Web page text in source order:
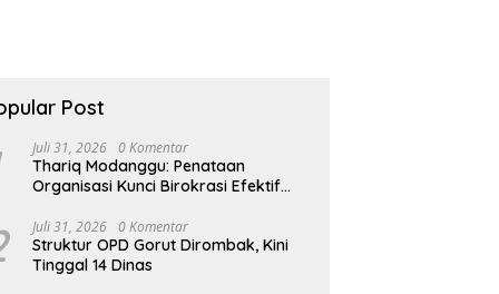
Post
Juli 31, 2026 0 Komentar
Thariq Modanggu: Penataan
Organisasi Kunci Birokrasi Efektif
Juli 31, 2026 0 Komentar
Struktur OPD Gorut Dirombak, Kini
Tinggal 14 Dinas